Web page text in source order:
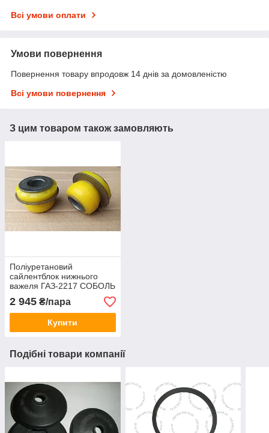
Всі умови оплати
Умови повернення
Повернення товару впродовж 14 днів за домовленістю
Всі умови повернення
З цим товаром також замовляють
Поліуретановий
сайлентблок нижнього
важеля ГАЗ-2217 CОБОЛЬ
( 2217-2904152)
2 945 ₴/пара
Купити
Подібні товари компанії